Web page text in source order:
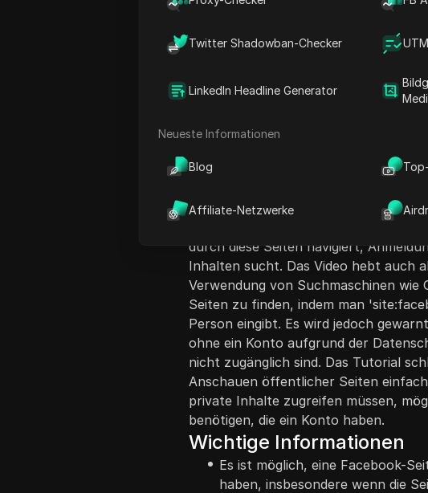
Twitter Shadowban-Checker
LinkedIn Headline Generator
Neueste Informationen
Blog
Affiliate-Netzwerke
Inhaltsübersicht
ohne ein Konto zu benötigen. Es
ein Konto zu erstellen. Es wird
Facebook-Seiten völlig möglich ist,
durch diese Seiten navigiert,
Inhalten sucht. Das Video hebt auch
Verwendung von Suchmaschinen
Seiten zu finden, indem man
Person eingibt. Es wird jedoch
ohne ein Konto aufgrund der
nicht zugänglich sind. Das Tutorial
Anschauen öffentlicher Seiten
private Inhalte zugreifen müssen,
benötigen, die ein Konto haben.
Wichtige Informationen
Es ist möglich, eine Facebook-
haben, insbesondere wenn die